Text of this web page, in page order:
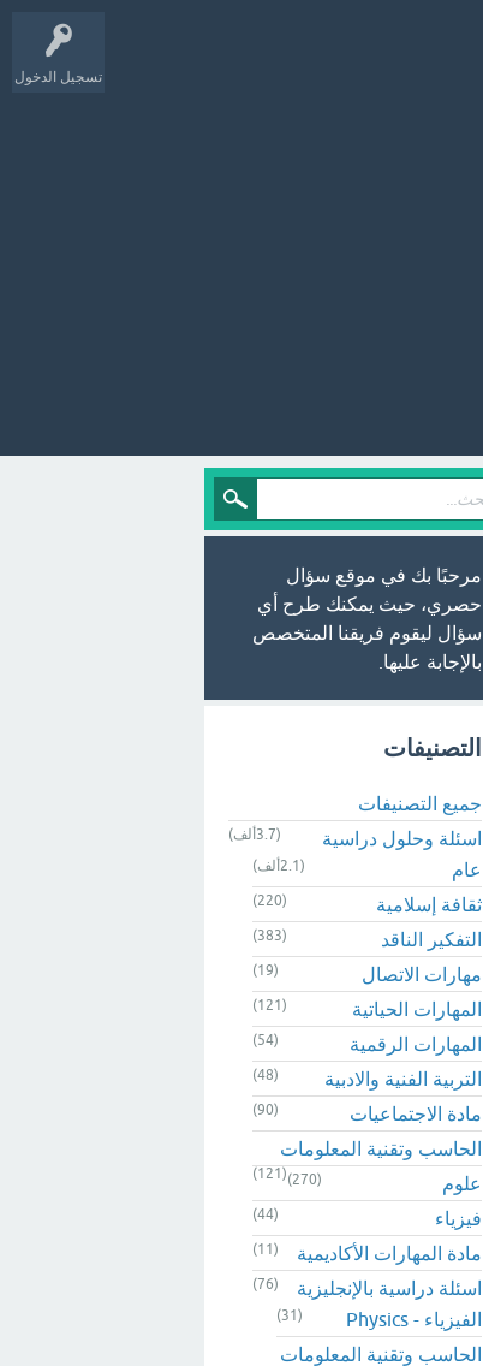
تسجيل الدخول
مرحبًا بك في موقع سؤال
حصري، حيث يمكنك طرح أي
سؤال ليقوم فريقنا المتخصص
بالإجابة عليها.
التصنيفات
جميع التصنيفات
اسئلة وحلول دراسية
(3.7ألف)
عام (2.1ألف)
ثقافة إسلامية (220)
التفكير الناقد (383)
مهارات الاتصال (19)
المهارات الحياتية (121)
المهارات الرقمية (54)
التربية الفنية والادبية (48)
مادة الاجتماعيات (90)
الحاسب وتقنية المعلومات
(121) علوم (270)
فيزياء (44)
مادة المهارات الأكاديمية (11)
اسئلة دراسية بالإنجليزية (76)
الفيزياء - Physics (31)
الحاسب وتقنية المعلومات